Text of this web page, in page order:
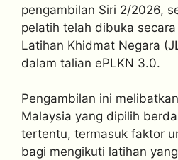
pengambilan Siri 2/2026,
pelatih telah dibuka
Latihan Khidmat Negara
dalam talian ePLKN 3.0.
Pengambilan ini
Malaysia yang dipilih
tertentu, termasuk faktor
bagi mengikuti latihan